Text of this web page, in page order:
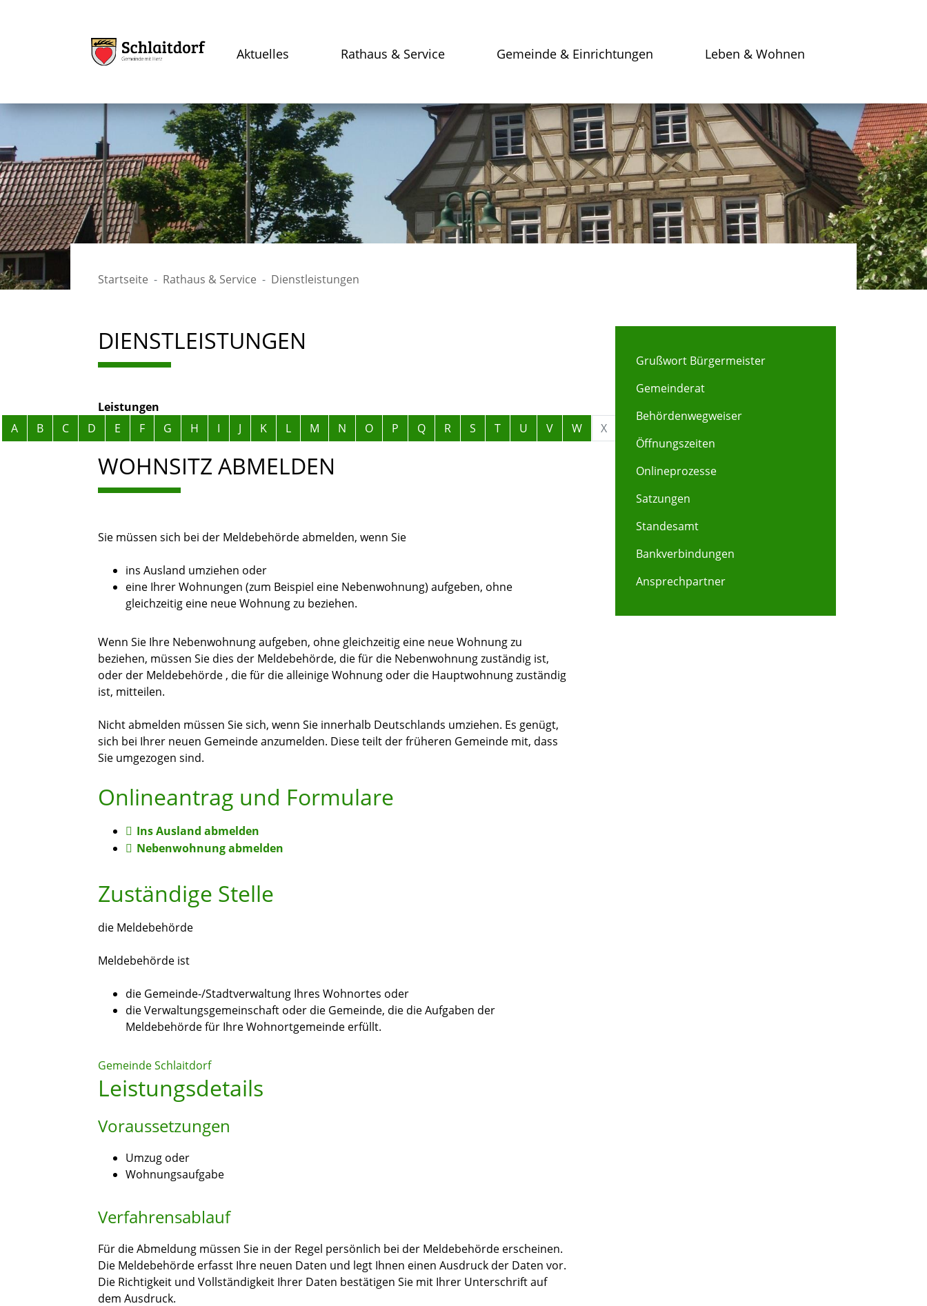
Aktuelles Rathaus & Service Gemeinde & Einrichtungen Leben & Wohnen
Startseite Rathaus & Service Dienstleistungen
DIENSTLEISTUNGEN
Leistungen
Alphabetisches Register überspringen
A B C D E F G H I J K L M N O P Q R S T U V W X
WOHNSITZ ABMELDEN
Sie müssen sich bei der Meldebehörde abmelden, wenn Sie
ins Ausland umziehen oder
eine Ihrer Wohnungen (zum Beispiel eine Nebenwohnung) aufgeben, ohne
gleichzeitig eine neue Wohnung zu beziehen.
Wenn Sie Ihre Nebenwohnung aufgeben, ohne gleichzeitig eine neue Wohnung zu
beziehen, müssen Sie dies der Meldebehörde, die für die Nebenwohnung zuständig ist,
oder der Meldebehörde , die für die alleinige Wohnung oder die Hauptwohnung zuständig
ist, mitteilen.
Nicht abmelden müssen Sie sich, wenn Sie innerhalb Deutschlands umziehen. Es genügt,
sich bei Ihrer neuen Gemeinde anzumelden. Diese teilt der früheren Gemeinde mit, dass
Sie umgezogen sind.
Onlineantrag und Formulare
Ins Ausland abmelden
Nebenwohnung abmelden
Zuständige Stelle
die Meldebehörde
Meldebehörde ist
die Gemeinde-/Stadtverwaltung Ihres Wohnortes oder
die Verwaltungsgemeinschaft oder die Gemeinde, die die Aufgaben der
Meldebehörde für Ihre Wohnortgemeinde erfüllt.
Gemeinde Schlaitdorf
Leistungsdetails
Voraussetzungen
Umzug oder
Wohnungsaufgabe
Verfahrensablauf
Für die Abmeldung müssen Sie in der Regel persönlich bei der Meldebehörde erscheinen.
Die Meldebehörde erfasst Ihre neuen Daten und legt Ihnen einen Ausdruck der Daten vor.
Die Richtigkeit und Vollständigkeit Ihrer Daten bestätigen Sie mit Ihrer Unterschrift auf
dem Ausdruck.
Grußwort Bürgermeister
Gemeinderat
Behördenwegweiser
Öffnungszeiten
Onlineprozesse
Satzungen
Standesamt
Bankverbindungen
Ansprechpartner